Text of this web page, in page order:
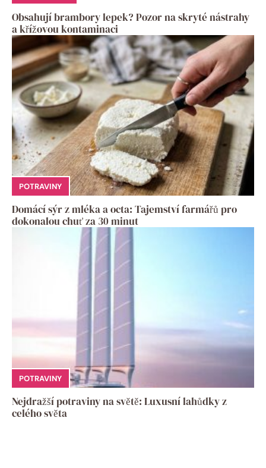
Obsahují brambory lepek? Pozor na skryté nástrahy
a křížovou kontaminaci
POTRAVINY
Domácí sýr z mléka a octa: Tajemství farmářů pro
dokonalou chuť za 30 minut
POTRAVINY
Nejdražší potraviny na světě: Luxusní lahůdky z
celého světa